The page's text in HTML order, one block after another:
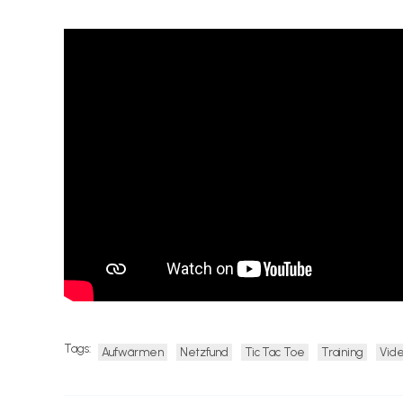
Tags: Aufwärmen Netzfund Tic Tac Toe Training